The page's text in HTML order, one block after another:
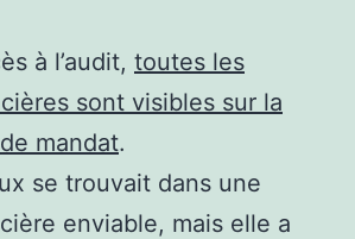
à l’audit, toutes les
sont visibles sur la
mandat.
se trouvait dans une
enviable, mais elle a